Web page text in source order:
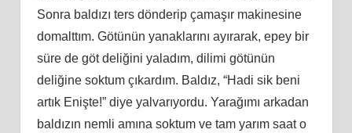
Sonra baldızı ters dönderip çamaşır makinesine
domalttım. Götünün yanaklarını ayırarak, epey bir
süre de göt deliğini yaladım, dilimi götünün
deliğine soktum çıkardım. Baldız, “Hadi sik beni
artık Enişte!” diye yalvarıyordu. Yarağımı arkadan
baldızın nemli amına soktum ve tam yarım saat o